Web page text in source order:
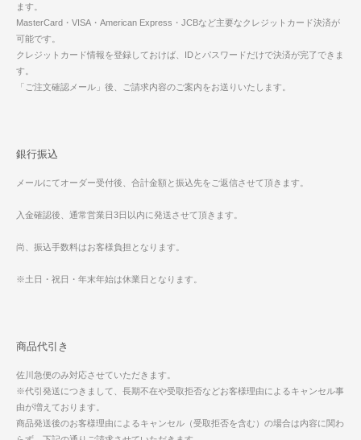
ます。
MasterCard・VISA・American Express・JCBなど主要なクレジットカード決済が
可能です。
クレジットカード情報を登録しておけば、IDとパスワードだけで決済が完了できま
す。
「ご注文確認メール」後、ご請求内容のご案内をお送りいたします。
銀行振込
メールにてオーダー受付後、合計金額と振込先をご返信させて頂きます。
入金確認後、通常営業日3日以内に発送させて頂きます。
尚、振込手数料はお客様負担となります。
※土日・祝日・年末年始は休業日となります。
商品代引き
佐川急便のみ対応させていただきます。
※代引発送につきまして、長期不在や受取拒否などお客様理由によるキャンセル事
由が増えております。
商品発送後のお客様理由によるキャンセル（受取拒否を含む）の場合は内容に関わ